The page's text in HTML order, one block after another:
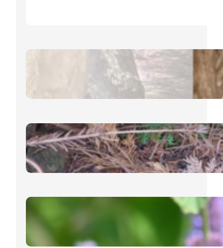
Eichhörnchen – Allgemeines
12. Dezember 2024
Igel – Schlafmöglichkeiten im
Garten
19. November 2024
Ysop, lat. Hyssopus Officinalis
7. November 2024